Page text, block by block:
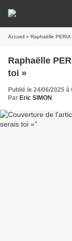
Accueil » Raphaëlle PERIA
Raphaëlle
toi »
Publié le 24/06/2025 à
Par Eric SIMON